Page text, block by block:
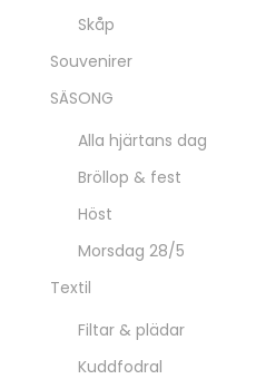
Skåp
Souvenirer
SÄSONG
Alla hjärtans dag
Bröllop & fest
Höst
Morsdag 28/5
Textil
Filtar & plädar
Kuddfodral